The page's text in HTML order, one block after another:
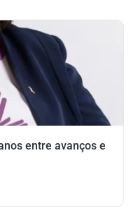
entre avanços e